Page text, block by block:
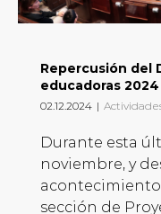
Repercusión del
educadoras
02.12.2024 |
Durante esta
noviembre, y
sección de